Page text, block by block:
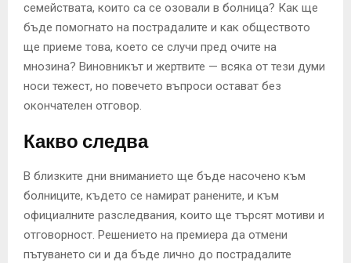
семействата, които са се озовали в болница? Как ще
бъде помогнато на пострадалите и как обществото
ще приеме това, което се случи пред очите на
мнозина? Виновникът и жертвите — всяка от тези думи
носи тежест, но повечето въпроси остават без
окончателен отговор.
Какво следва
В близките дни вниманието ще бъде насочено към
болниците, където се намират ранените, и към
официалните разследвания, които ще търсят мотиви и
отговорност. Решението на премиера да отмени
пътуването си и да бъде лично до пострадалите